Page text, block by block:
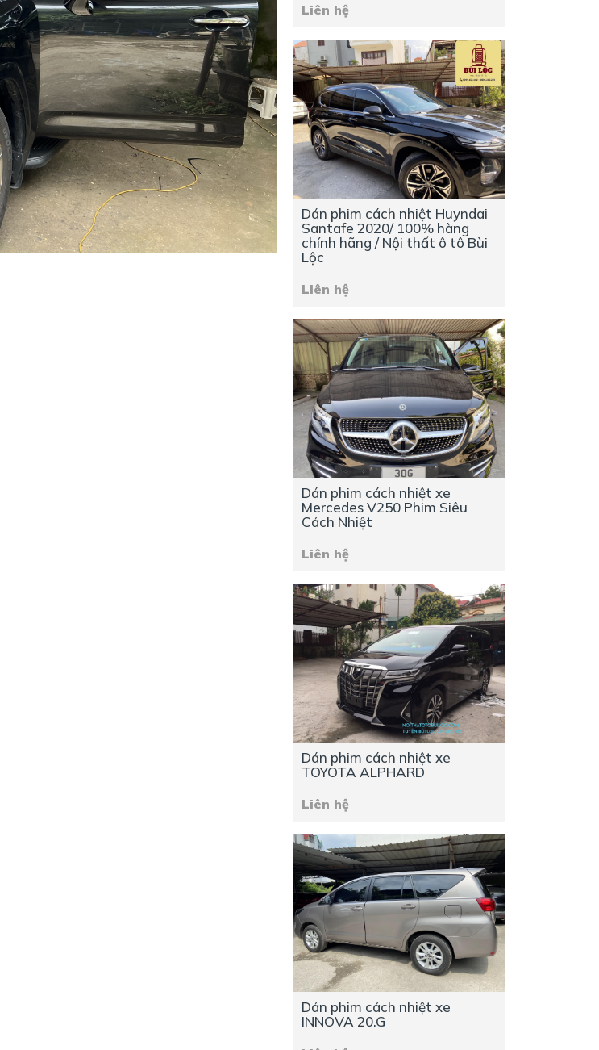
Liên hệ
Dán phim cách nhiệt Huyndai
Santafe 2020/ 100% hàng
chính hãng / Nội thất ô tô Bùi
Lộc
Liên hệ
Dán phim cách nhiệt xe
Mercedes V250 Phim Siêu
Cách Nhiệt
Liên hệ
Dán phim cách nhiệt xe
TOYOTA ALPHARD
Liên hệ
Dán phim cách nhiệt xe
INNOVA 20.G